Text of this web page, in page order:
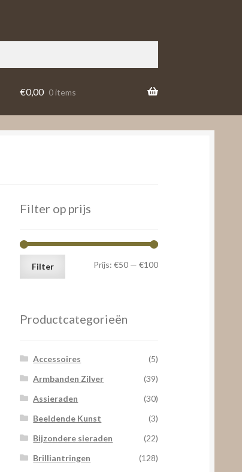
€0,00 0 items
Filter op prijs
Min.
Max.
Filter Prijs: €50— €100
Productcategorieën
Accessoires
(5)
Armbanden Zilver
(39)
Assieraden
(30)
Beeldende Kunst
(3)
Bijzondere sieraden
(22)
Brilliantringen
(128)